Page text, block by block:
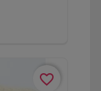
favorite_border